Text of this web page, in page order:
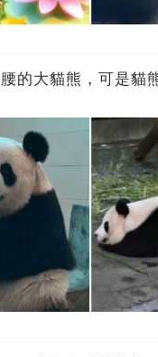
的大貓熊，可是貓